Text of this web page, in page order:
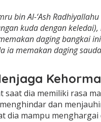
bin Al-‘Ash
kuda dengan
daging bangkai
ia memakan daging
saat dia memiliki rasa
dan
dia mampu menghargai